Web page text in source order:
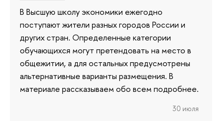
В Высшую школу экономики ежегодно
поступают жители разных городов России и
других стран. Определенные категории
обучающихся могут претендовать на место в
общежитии, а для остальных предусмотрены
альтернативные варианты размещения. В
материале рассказываем обо всем подробнее.
30 июля